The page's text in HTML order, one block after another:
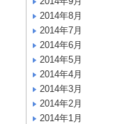
2014年8月
2014年7月
2014年6月
2014年5月
2014年4月
2014年3月
2014年2月
2014年1月